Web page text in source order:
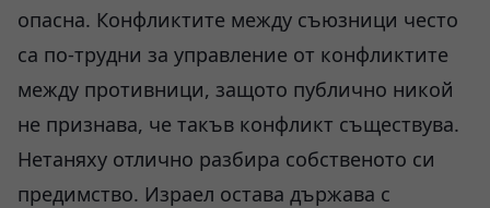
опасна. Конфликтите между съюзници често
са по-трудни за управление от конфликтите
между противници, защото публично никой
не признава, че такъв конфликт съществува.
Нетаняху отлично разбира собственото си
предимство. Израел остава държава с